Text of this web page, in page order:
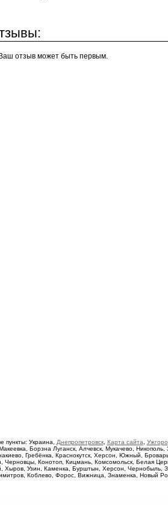
отзыв может быть первым.
пункты: Украина, Днепропетровск, Карта сайта,
Борзна Луганск, Алчевск, Мукачево,
Гребёнка, Краснокутск, Херсон, Южный,
Конотоп, Кицмань, Комсомольск, Белая
Узин, Каменка, Бурштын, Херсон, Чернобыль,
Коблево, Форос, Вижница, Знаменка, Новый